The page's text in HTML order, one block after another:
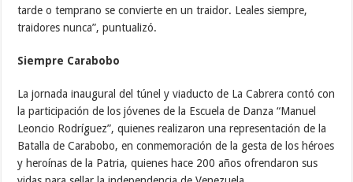
tarde o temprano se convierte en un traidor. Leales siempre,
traidores nunca”, puntualizó.
Siempre Carabobo
La jornada inaugural del túnel y viaducto de La Cabrera contó con
la participación de los jóvenes de la Escuela de Danza “Manuel
Leoncio Rodríguez”, quienes realizaron una representación de la
Batalla de Carabobo, en conmemoración de la gesta de los héroes
y heroínas de la Patria, quienes hace 200 años ofrendaron sus